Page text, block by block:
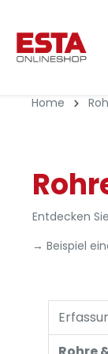
Home
Entdecken
→ Beispiel